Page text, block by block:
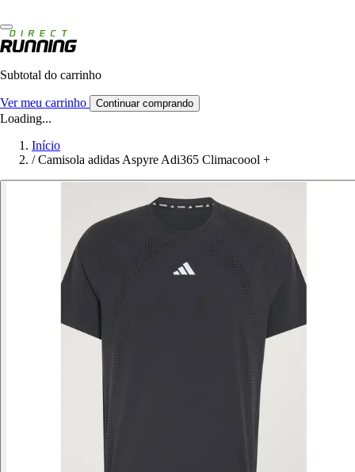
Subtotal do carrinho
Ver meu carrinho Continuar comprando
Loading...
Início
/ Camisola adidas Aspyre Adi365 Climacoool +